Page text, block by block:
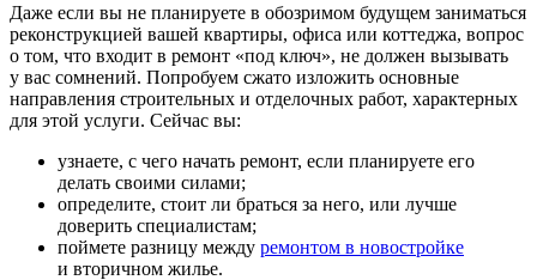
Даже если вы не планируете в обозримом будущем заниматься
реконструкцией вашей квартиры, офиса или коттеджа, вопрос
о том, что входит в ремонт «под ключ», не должен вызывать
у вас сомнений. Попробуем сжато изложить основные
направления строительных и отделочных работ, характерных
для этой услуги. Сейчас вы:
узнаете, с чего начать ремонт, если планируете его
делать своими силами;
определите, стоит ли браться за него, или лучше
доверить специалистам;
поймете разницу между ремонтом в новостройке
и вторичном жилье.